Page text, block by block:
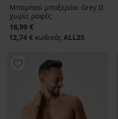
Μπαμπού μποξεράκι Grey II
χωρίς ραφές
16,99 €
12,74 € κωδικός ALL25